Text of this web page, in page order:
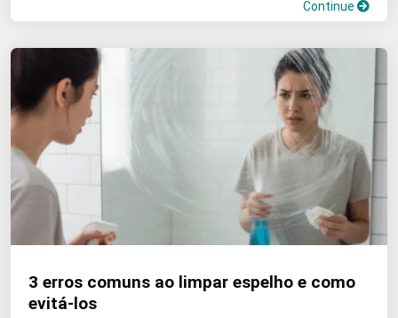
Continue
3 erros comuns ao limpar espelho e como
evitá-los